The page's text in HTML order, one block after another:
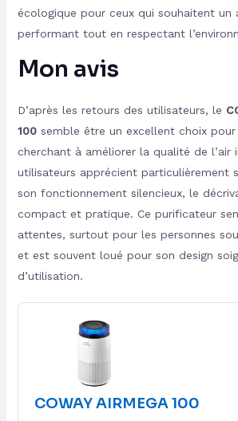
écologique pour ceux qui souhaitent un
performant tout en respectant
Mon avis
D’après les retours des utilisateurs, le
100semble être un excellent choix
cherchant à améliorer la qualité de l’air
utilisateurs apprécient particulièrement
son fonctionnement silencieux, le
compact et pratique. Ce purificateur
attentes, surtout pour les personnes
et est souvent loué pour son design
d’utilisation.
COWAY AIRMEGA 100